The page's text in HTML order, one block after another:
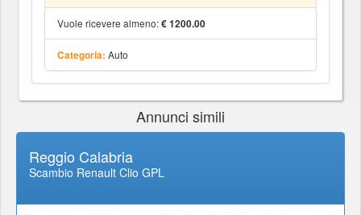
Vuole ricevere almeno:€ 1200.00
Categoria: Auto
Annunci simili
Reggio Calabria
Scambio Renault Clio GPL